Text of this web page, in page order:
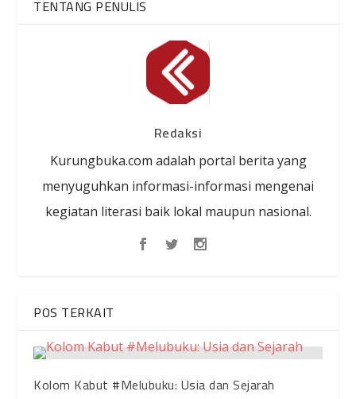
TENTANG PENULIS
Redaksi
Kurungbuka.com adalah portal berita yang
menyuguhkan informasi-informasi mengenai
kegiatan literasi baik lokal maupun nasional.
POS TERKAIT
Kolom Kabut #Melubuku: Usia dan Sejarah